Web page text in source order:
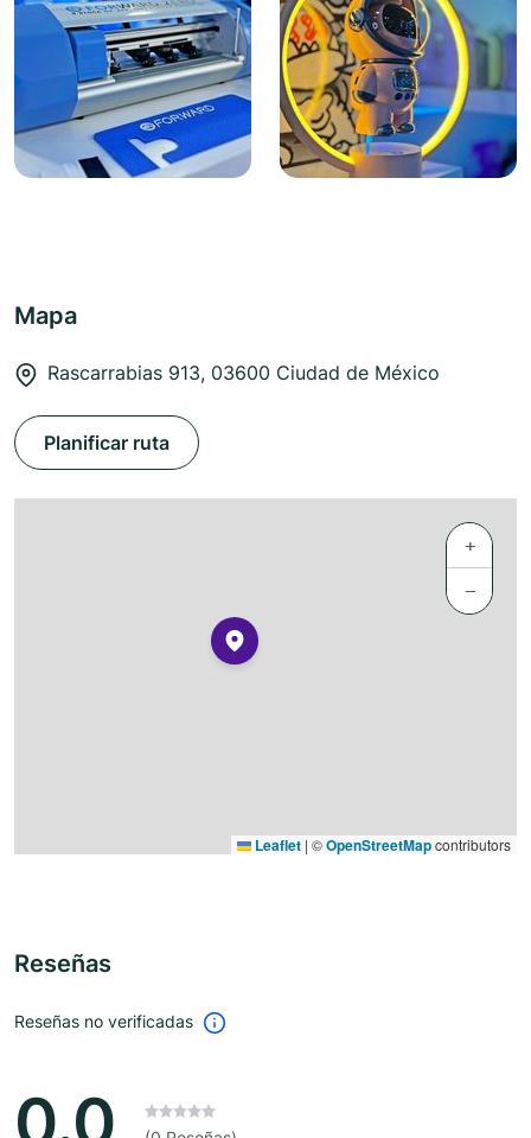
Mapa
Rascarrabias 913, 03600 Ciudad de México
Planificar ruta
+
−
Leaflet | ©OpenStreetMapcontributors
Reseñas
Reseñas no verificadas